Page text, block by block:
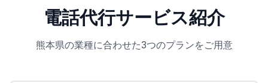
電話代行サービス紹介
熊本県の業種に合わせた3つのプランをご用意